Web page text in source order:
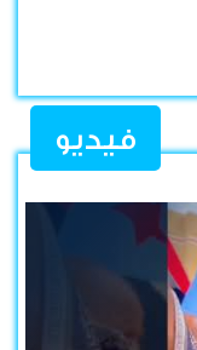
فيديو